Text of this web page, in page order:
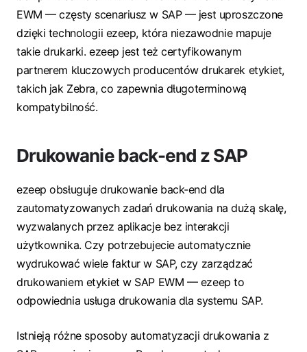
EWM — częsty scenariusz w SAP — jest uproszczone
dzięki technologii ezeep, która niezawodnie mapuje
takie drukarki. ezeep jest też certyfikowanym
partnerem kluczowych producentów drukarek etykiet,
takich jak Zebra, co zapewnia długoterminową
kompatybilność.
Drukowanie back-end z SAP
ezeep obsługuje drukowanie back-end dla
zautomatyzowanych zadań drukowania na dużą skalę,
wyzwalanych przez aplikacje bez interakcji
użytkownika. Czy potrzebujecie automatycznie
wydrukować wiele faktur w SAP, czy zarządzać
drukowaniem etykiet w SAP EWM — ezeep to
odpowiednia usługa drukowania dla systemu SAP.
Istnieją różne sposoby automatyzacji drukowania z